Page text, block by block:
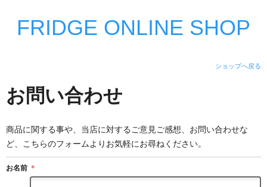
FRIDGE ONLINE SHOP
ショップへ戻る
お問い合わせ
商品に関する事や、当店に対するご意見ご感想、お問い合わせな
ど、こちらのフォームよりお気軽にお尋ねください。
お名前 ＊